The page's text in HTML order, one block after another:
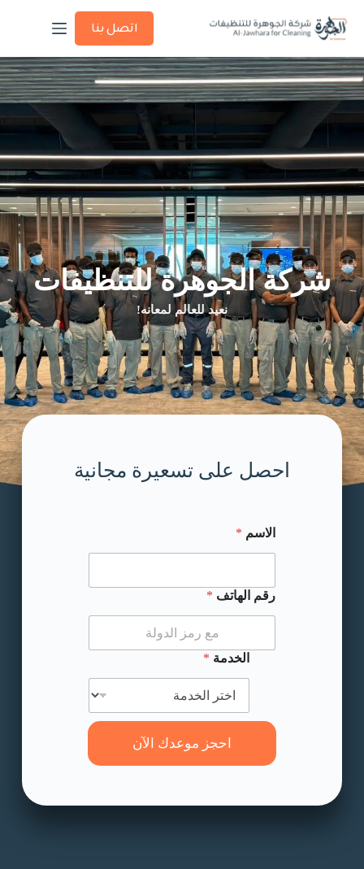
اتصل بنا
شركة الجوهرة للتنظيفات
نعيد للعالم لمعانه!
احصل على تسعيرة مجانية
الاسم *
الاسم * الخدمة
رقم الهاتف *
الخدمة *
احجز موعدك الآن